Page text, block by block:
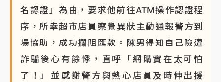
名認證」為由，要求他前往ATM操作認證程
序，所幸超市店員察覺異狀主動通報警方到
場協助，成功攔阻匯款。陳男得知自己險遭
詐騙後心有餘悸，直呼「網購實在太可怕
了！」並感謝警方與熱心店員及時伸出援